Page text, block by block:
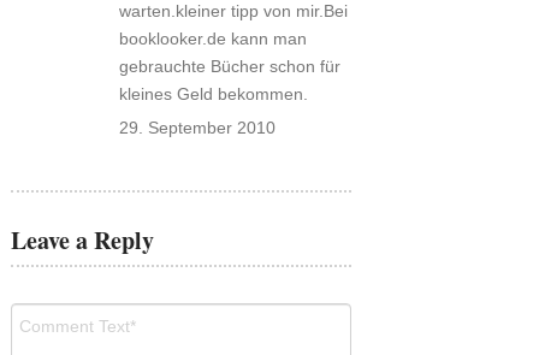
warten.kleiner tipp von mir.Bei
booklooker.de kann man
gebrauchte Bücher schon für
kleines Geld bekommen.
29. September 2010
Leave a Reply